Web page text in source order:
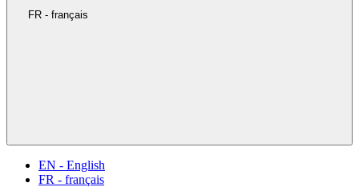
FR - français
EN - English
FR - français